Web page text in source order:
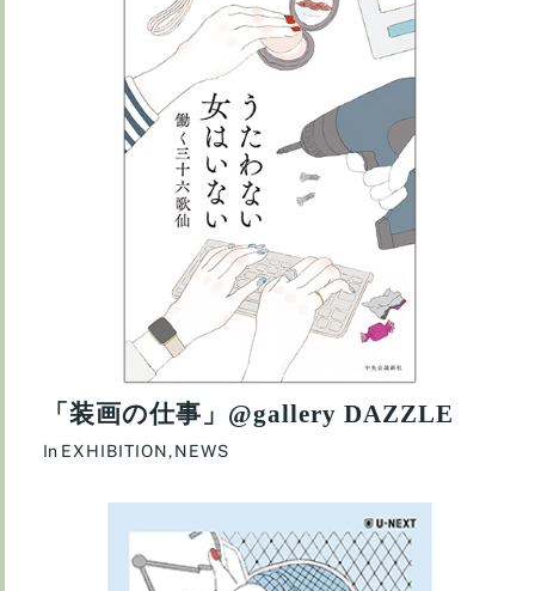
「装画の仕事」@gallery DAZZLE
In EXHIBITION,NEWS